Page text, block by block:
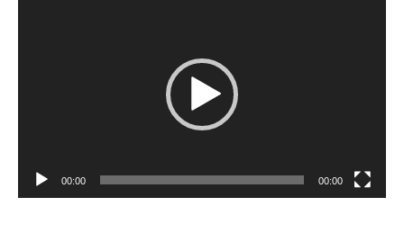
00:00 00:00